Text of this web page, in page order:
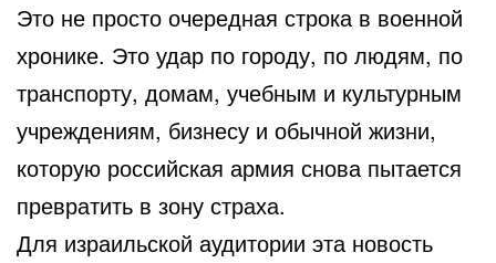
Это не просто очередная строка в военной
хронике. Это удар по городу, по людям, по
транспорту, домам, учебным и культурным
учреждениям, бизнесу и обычной жизни,
которую российская армия снова пытается
превратить в зону страха.
Для израильской аудитории эта новость